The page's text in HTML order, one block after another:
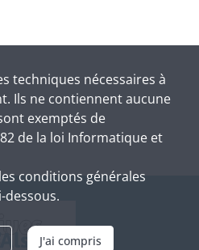
techniques nécessaires à
Ils ne contiennent aucune
exemptés de
de la loi Informatique et
conditions générales
dessous.
J'ai compris